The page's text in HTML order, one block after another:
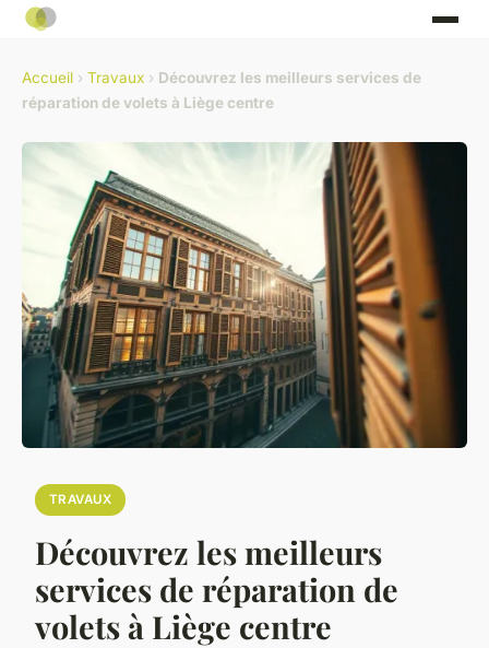
Accueil › Travaux › Découvrez les meilleurs services de
réparation de volets à Liège centre
TRAVAUX
Découvrez les meilleurs
services de réparation de
volets à Liège centre